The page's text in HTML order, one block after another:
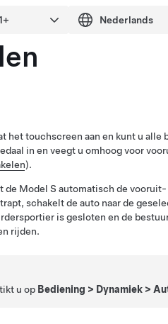
het touchscreen aan en kunt u alle
in en veegt u omhoog voor
).
de Model S automatisch de
schakelt de auto naar de
is gesloten en de
rijden.
u op Bediening > Dynamiek >